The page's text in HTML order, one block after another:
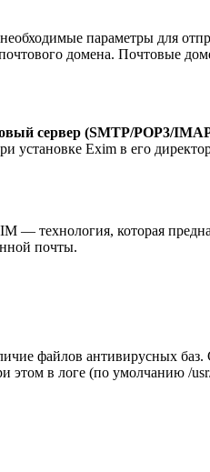
параметры для
домена. Почтовые
сервер (SMTP/POP3/
установке Exim в его
— технология, которая
почты.
файлов антивирусных
этом в логе (по умолчанию /